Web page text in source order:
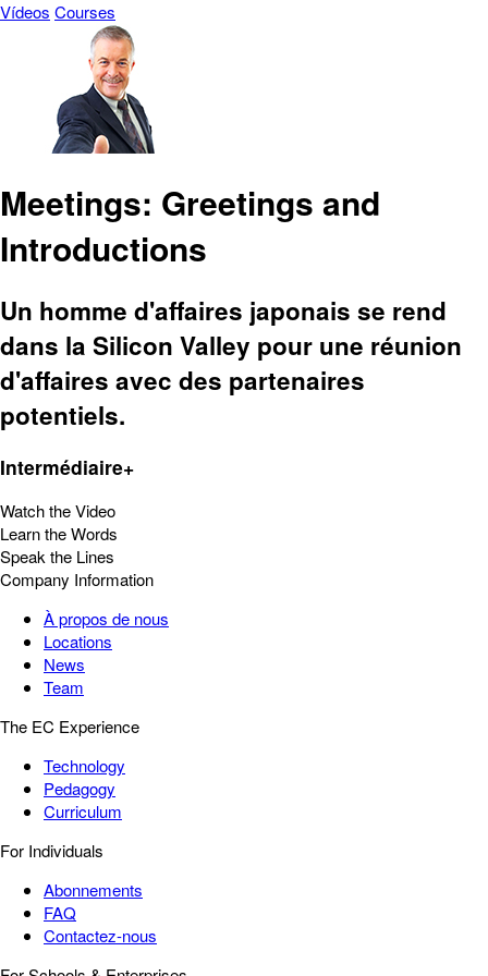
Vídeos Courses
Meetings: Greetings and
Introductions
Un homme d'affaires japonais se rend
dans la Silicon Valley pour une réunion
d'affaires avec des partenaires
potentiels.
Intermédiaire+
Watch the Video
Learn the Words
Speak the Lines
Company Information
À propos de nous
Locations
News
Team
The EC Experience
Technology
Pedagogy
Curriculum
For Individuals
Abonnements
FAQ
Contactez-nous